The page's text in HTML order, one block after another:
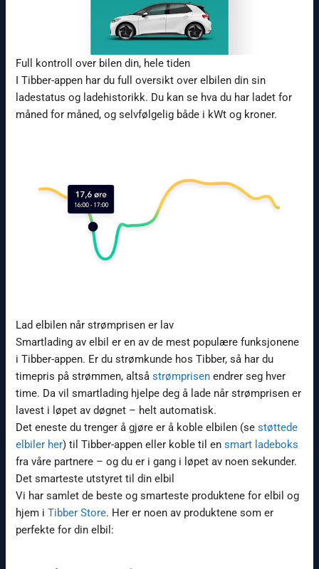
Full kontroll over bilen din, hele tiden
I Tibber-appen har du full oversikt over elbilen din sin
ladestatus og ladehistorikk. Du kan se hva du har ladet for
måned for måned, og selvfølgelig både i kWt og kroner.
Lad elbilen når strømprisen er lav
Smartlading av elbil er en av de mest populære funksjonene
i Tibber-appen. Er du strømkunde hos Tibber, så har du
timepris på strømmen, altsåstrømprisen endrer seg hver
time. Da vil smartlading hjelpe deg å lade når strømprisen er
lavest i løpet av døgnet – helt automatisk.
Det eneste du trenger å gjøre er å koble elbilen (sestøttede
elbiler her) til Tibber-appen eller koble til ensmart ladeboks
fra våre partnere – og du er i gang i løpet av noen sekunder.
Det smarteste utstyret til din elbil
Vi har samlet de beste og smarteste produktene for elbil og
hjem iTibber Store. Her er noen av produktene som er
perfekte for din elbil: